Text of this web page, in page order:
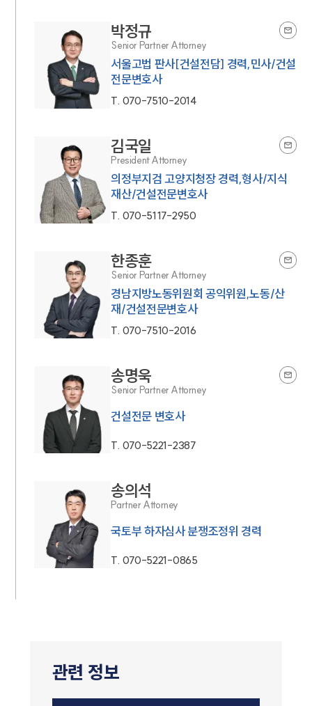
박정규
Senior Partner Attorney
서울고법 판사[건설전담] 경력,민사/건설
전문변호사
T. 070-7510-2014
김국일
President Attorney
의정부지검 고양지청장 경력,형사/지식
재산/건설전문변호사
T. 070-5117-2950
한종훈
Senior Partner Attorney
경남지방노동위원회 공익위원,노동/산
재/건설전문변호사
T. 070-7510-2016
송명욱
Senior Partner Attorney
건설전문 변호사
T. 070-5221-2387
송의석
Partner Attorney
국토부 하자심사 분쟁조정위 경력
T. 070-5221-0865
관련 정보